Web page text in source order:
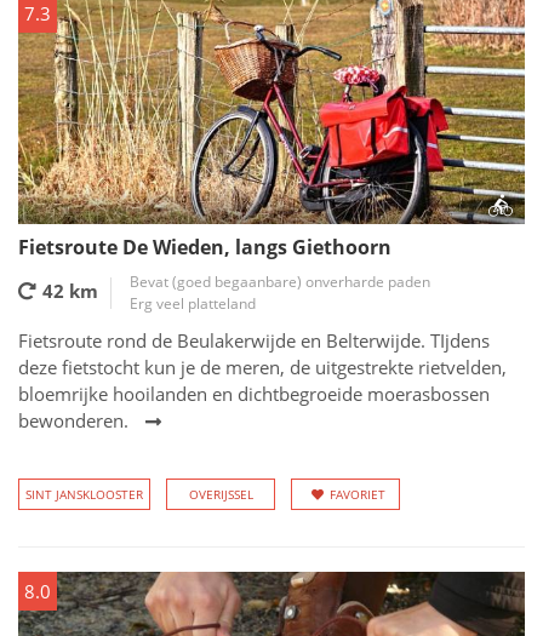
7.3
Fietsroute De Wieden, langs Giethoorn
42 km
Bevat (goed begaanbare) onverharde paden
Erg veel platteland
Fietsroute rond de Beulakerwijde en Belterwijde. TIjdens
deze fietstocht kun je de meren, de uitgestrekte rietvelden,
bloemrijke hooilanden en dichtbegroeide moerasbossen
bewonderen.
SINT JANSKLOOSTER OVERIJSSEL FAVORIET
8.0